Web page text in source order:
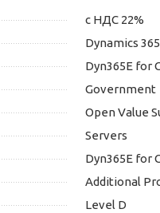
с НДС 22%
Dynamics
Dyn365E for
Government
Open Value
Servers
Dyn365E for
Additional
Level D